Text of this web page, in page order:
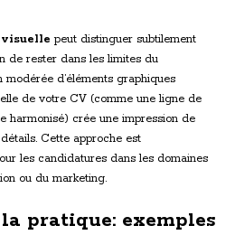
peut distinguer subtilement
de rester dans les limites du
modérée d’éléments graphiques
de votre CV (comme une ligne de
harmonisé) crée une impression de
Cette approche est
les candidatures dans les domaines
ou du marketing.
pratique: exemples